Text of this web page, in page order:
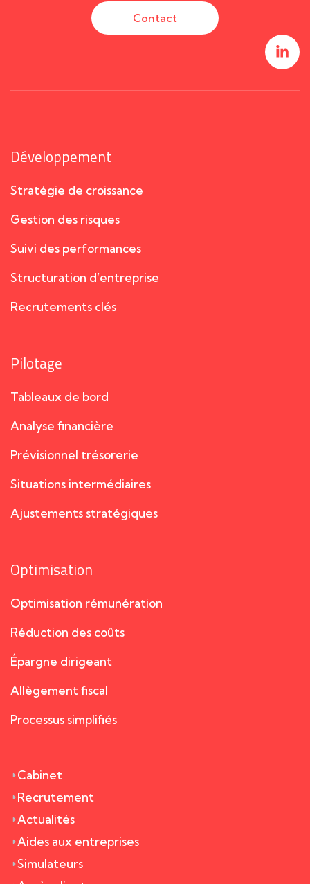
Contact
Développement
Stratégie de croissance
Gestion des risques
Suivi des performances
Structuration d’entreprise
Recrutements clés
Pilotage
Tableaux de bord
Analyse financière
Prévisionnel trésorerie
Situations intermédiaires
Ajustements stratégiques
Optimisation
Optimisation rémunération
Réduction des coûts
Épargne dirigeant
Allègement fiscal
Processus simplifiés
Cabinet
Recrutement
Actualités
Aides aux entreprises
Simulateurs